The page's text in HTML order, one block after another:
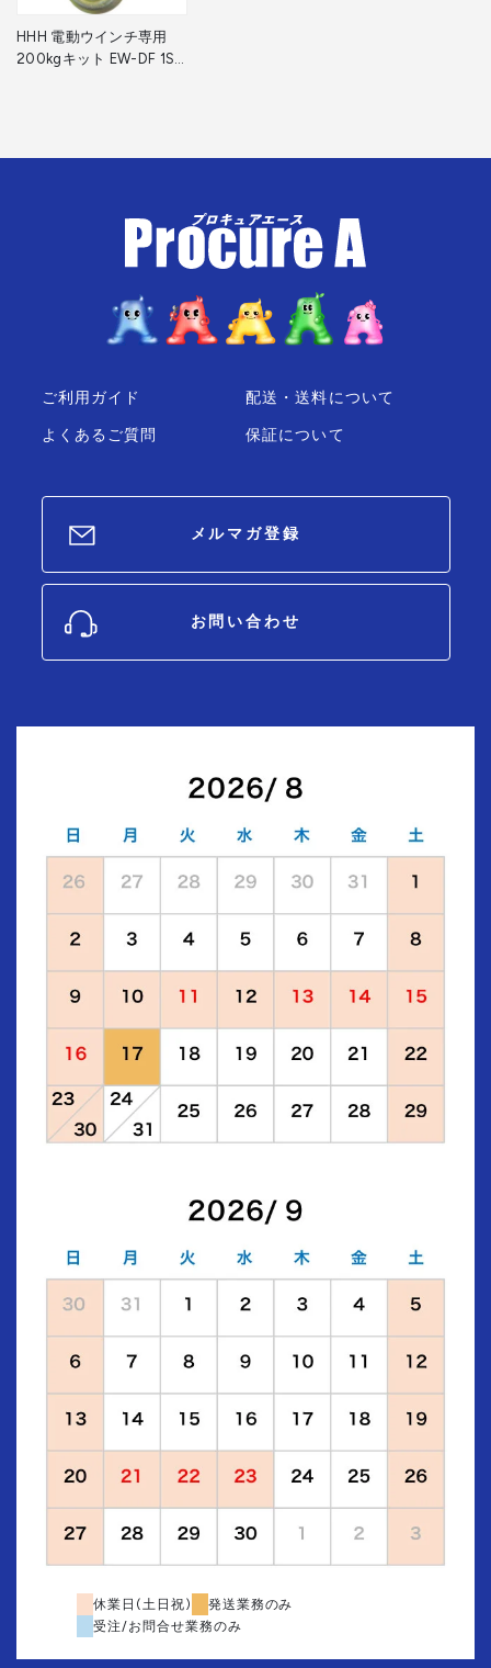
HHH 電動ウインチ専用
200kgキット EW-DF 1S
ご利用ガイド
よくあるご質問
配送・送料について
保証について
メルマガ登録
お問い合わせ
休業日(土日祝)
発送業務のみ
受注/お問合せ業務のみ